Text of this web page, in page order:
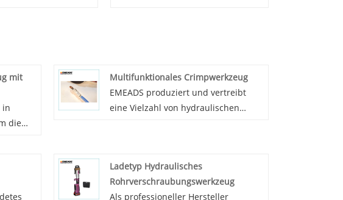
mit
in
die
Multifunktionales Crimpwerkzeug
EMEADS produziert und vertreibt
eine Vielzahl von hydraulischen
sind bei unseren neuen und
bestehenden Kunden sehr beliebt.
Ladetyp Hydraulisches
Rohrverschraubungswerkzeug
Als professioneller Hersteller